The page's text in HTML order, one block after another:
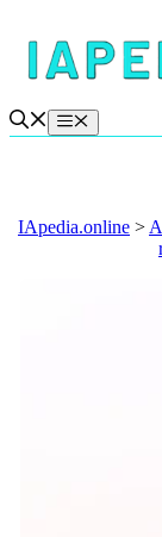
contenido
Menú
IApedia.online >